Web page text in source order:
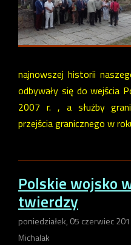
najnowszej historii
odbywały się do wejścia
2007 r. , a służby
przejścia granicznego w
Polskie wojsko
twierdzy
poniedziałek, 05 czerwiec
Michalak